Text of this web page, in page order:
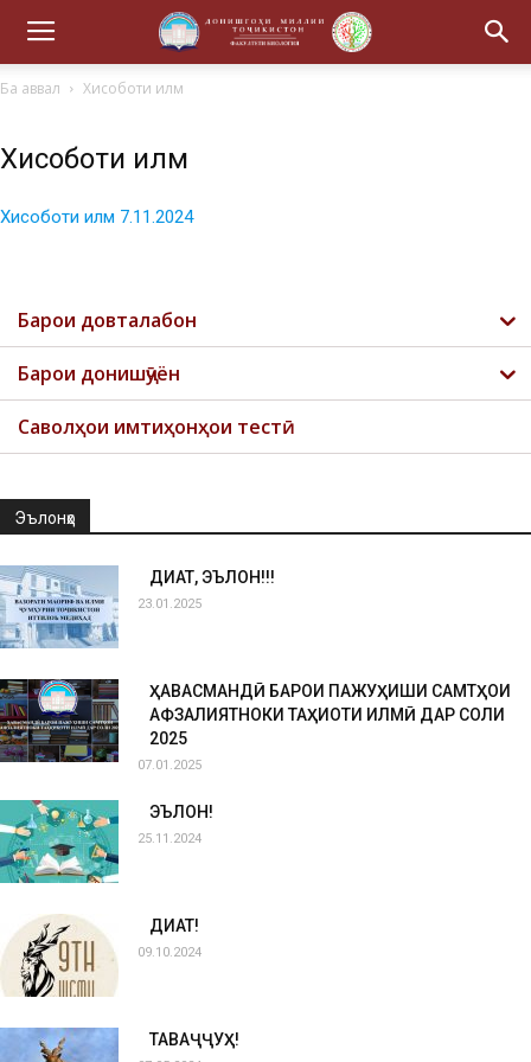
Ба аввал Хисоботи илм
Хисоботи илм
Хисоботи илм 7.11.2024
Барои довталабон
Барои донишҷӯён
Саволҳои имтиҳонҳои тестӣ
Эълонҳо
ДИҚҚАТ, ЭЪЛОН!!!
23.01.2025
ҲАВАСМАНДӢ БАРОИ ПАЖУҲИШИ САМТҲОИ
АФЗАЛИЯТНОКИ ТАҲҚИҚОТИ ИЛМӢ ДАР СОЛИ
2025
07.01.2025
ЭЪЛОН!
25.11.2024
ДИҚҚАТ!
09.10.2024
ТАВАҶҶУҲ!